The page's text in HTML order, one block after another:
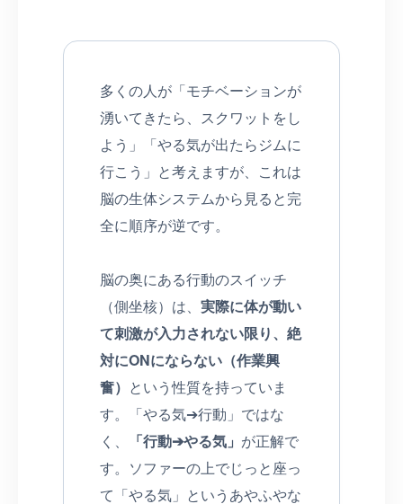
多くの人が「モチベーションが
湧いてきたら、スクワットをし
よう」「やる気が出たらジムに
行こう」と考えますが、これは
脳の生体システムから見ると完
全に順序が逆です。
脳の奥にある行動のスイッチ
（側坐核）は、 実際に体が動い
て刺激が入力されない限り、絶
対にONにならない（作業興
奮） という性質を持っていま
す。「やる気➔行動」ではな
く、
「行動➔やる気」 が正解で
す。ソファーの上でじっと座っ
て「やる気」というあやふやな